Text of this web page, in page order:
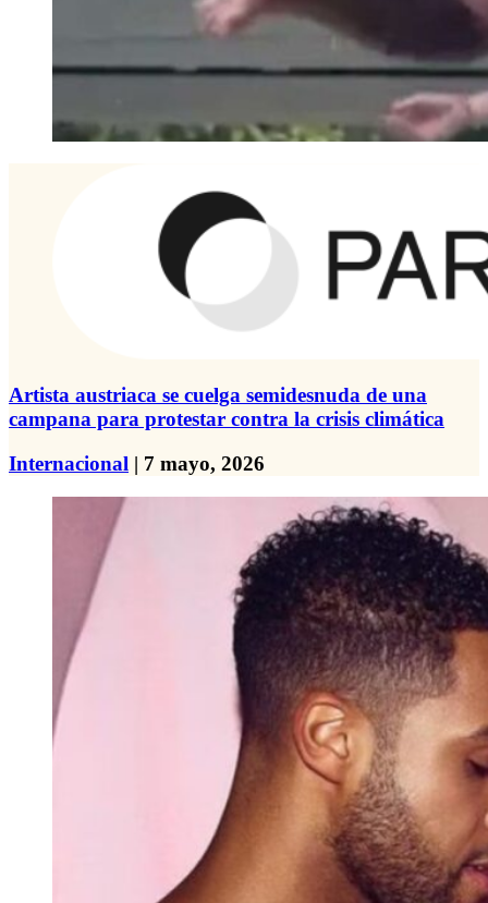
Artista austriaca se cuelga semidesnuda de una
campana para protestar contra la crisis climática
Internacional | 7 mayo, 2026